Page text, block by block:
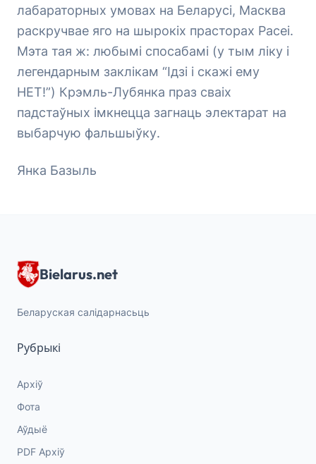
лабараторных умовах на Беларусі, Масква
раскручвае яго на шырокіх прасторах Расеі.
Мэта тая ж: любымі спосабамі (у тым ліку і
легендарным заклікам “Ідзі і скажі ему
НЕТ!”) Крэмль-Лубянка праз сваіх
падстаўных імкнецца загнаць электарат на
выбарчую фальшыўку.
Янка Базыль
Bielarus.net
Беларуская салідарнасьць
Рубрыкі
Архіў
Фота
Аўдыё
PDF Архіў